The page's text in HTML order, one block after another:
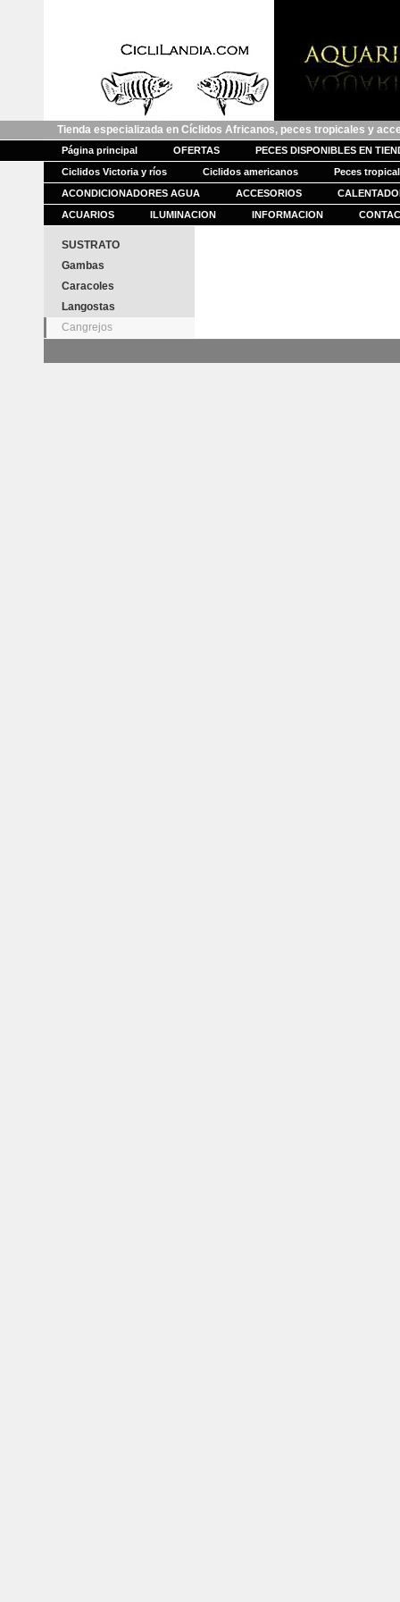
Tienda especializada en Cíclidos Africanos, peces tropicales y
Página principal OFERTAS
PECES DISPONIBLES EN
Ciclidos Victoria y ríos
Ciclidos americanos
Peces
ACONDICIONADORES AGUA
ACCESORIOS
ACUARIOS
ILUMINACION INFORMACION
SUSTRATO
Gambas
Caracoles
Langostas
Cangrejos